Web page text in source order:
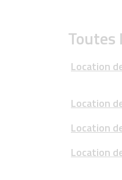
Toutes
Location
Location
Location
Location